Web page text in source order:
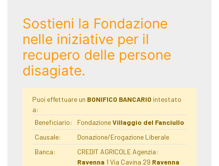
Sostieni la Fondazione
nelle iniziative per il
recupero delle persone
disagiate.
Puoi effettuare un BONIFICO BANCARIO intestato
a:
Beneficiario:
FondazioneVillaggio del Fanciullo
Causale:
Donazione/Erogazione Liberale
Banca:
CREDIT AGRICOLE Agenzia:
Ravenna 1 Via Cavina 29 Ravenna